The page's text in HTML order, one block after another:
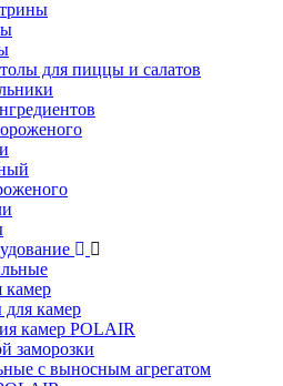
для пиццы и салатов
камер
камер
камер POLAIR
заморозки
с выносным агрегатом